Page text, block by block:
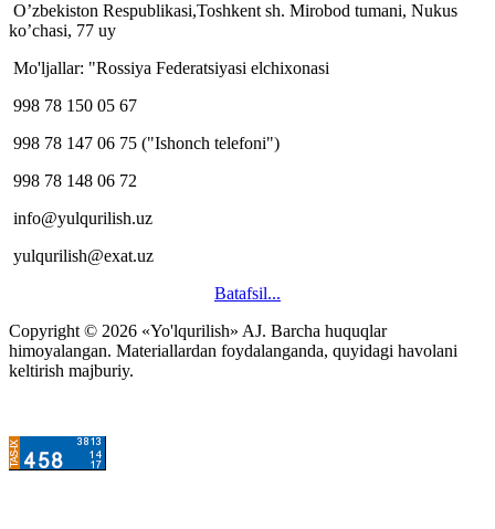
O’zbekiston Respublikasi,Toshkent sh. Mirobod tumani, Nukus
ko’chasi, 77 uy
Mo'ljallar: "Rossiya Federatsiyasi elchixonasi
998 78 150 05 67
998 78 147 06 75 ("Ishonch telefoni")
998 78 148 06 72
info@yulqurilish.uz
yulqurilish@exat.uz
Batafsil...
Copyright © 2026 «Yo'lqurilish» AJ. Barcha huquqlar
himoyalangan. Materiallardan foydalanganda, quyidagi havolani
keltirish majburiy.